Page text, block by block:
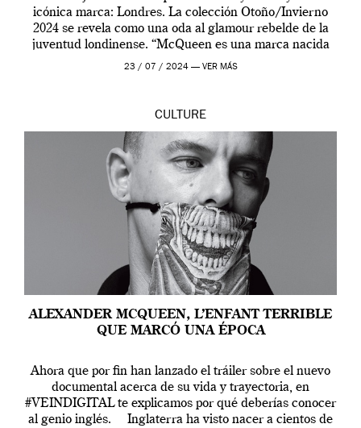
icónica marca: Londres. La colección Otoño/Invierno
2024 se revela como una oda al glamour rebelde de la
juventud londinense. “McQueen es una marca nacida
en Londres y siempre ha […]
23 / 07 / 2024 — VER MÁS
CULTURE
ALEXANDER MCQUEEN, L’ENFANT TERRIBLE
QUE MARCÓ UNA ÉPOCA
Ahora que por fin han lanzado el tráiler sobre el nuevo
documental acerca de su vida y trayectoria, en
#VEINDIGITAL te explicamos por qué deberías conocer
al genio inglés. Inglaterra ha visto nacer a cientos de